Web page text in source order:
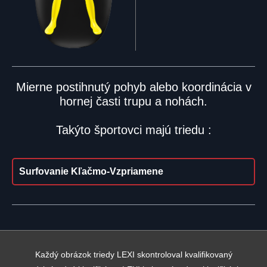
Mierne postihnutý pohyb alebo koordinácia v
hornej časti trupu a nohách.
Takýto športovci majú triedu :
Surfovanie Kľačmo-Vzpriamene
Každý obrázok triedy LEXI skontroloval kvalifikovaný